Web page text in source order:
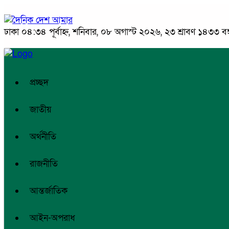
ঢাকা ০৪:৩৪ পূর্বাহ্ন, শনিবার, ০৮ অগাস্ট ২০২৬, ২৩ শ্রাবণ ১৪৩৩
প্রচ্ছদ
জাতীয়
অর্থনীতি
রাজনীতি
আন্তর্জাতিক
আইন-অপরাধ